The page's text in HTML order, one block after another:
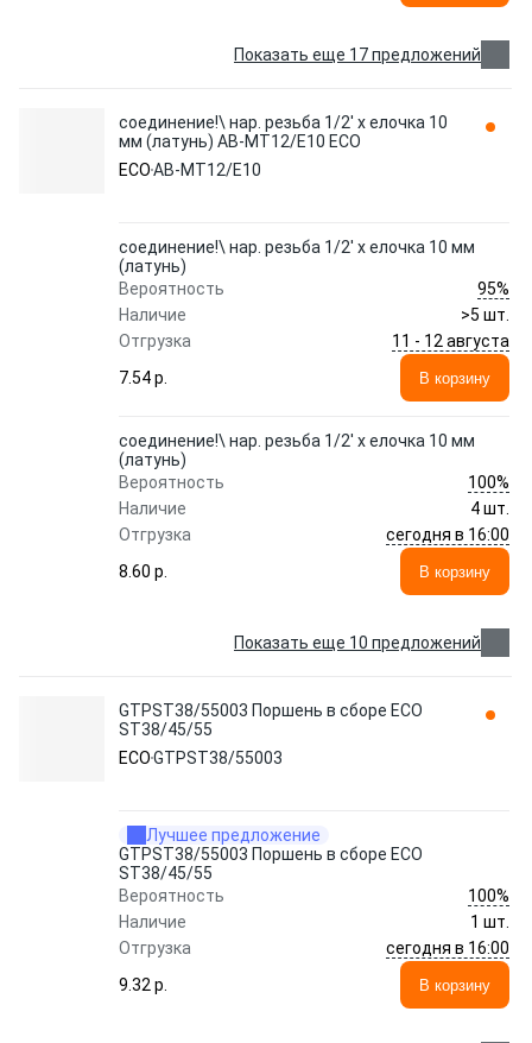
Показать еще 17 предложений
соединение!\ нар. резьба 1/2' х елочка 10
мм (латунь) AB-MT12/E10 ECO
ECOAB-MT12/E10
соединение!\ нар. резьба 1/2' х елочка 10 мм
(латунь)
Вероятность
95%
Наличие
>5 шт.
Отгрузка
11 - 12 августа
7.54 p.
В корзину
соединение!\ нар. резьба 1/2' х елочка 10 мм
(латунь)
Вероятность
100%
Наличие
4 шт.
Отгрузка
сегодня в 16:00
8.60 p.
В корзину
Показать еще 10 предложений
GTPST38/55003 Поршень в сборе ECO
ST38/45/55
ECOGTPST38/55003
Лучшее предложение
GTPST38/55003 Поршень в сборе ECO
ST38/45/55
Вероятность
100%
Наличие
1 шт.
Отгрузка
сегодня в 16:00
9.32 p.
В корзину